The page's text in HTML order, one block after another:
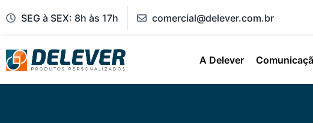
SEG à SEX: 8h às 17h comercial@delever.com.br
A Delever